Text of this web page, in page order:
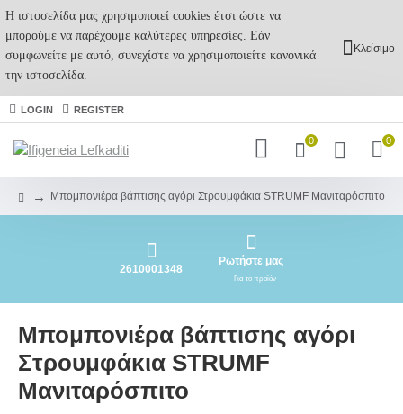
Η ιστοσελίδα μας χρησιμοποιεί cookies έτσι ώστε να
μπορούμε να παρέχουμε καλύτερες υπηρεσίες. Εάν
συμφωνείτε με αυτό, συνεχίστε να χρησιμοποιείτε κανονικά
την ιστοσελίδα.
Κλείσιμο
LOGIN REGISTER
0 0
Μπομπονιέρα βάπτισης αγόρι Στρουμφάκια STRUMF Μανιταρόσπιτο
2610001348
Ρωτήστε μας
Για το προϊόν
Μπομπονιέρα βάπτισης αγόρι
Στρουμφάκια STRUMF
Μανιταρόσπιτο